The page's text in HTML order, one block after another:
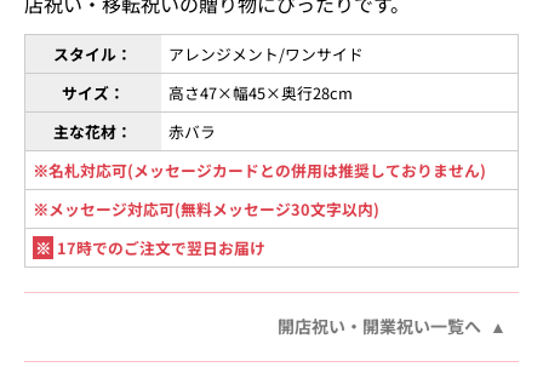
スタイル：
アレンジメント/ワンサイド
サイズ：
高さ47×幅45×奥行28cm
主な花材：
赤バラ
※名札対応可(メッセージカードとの併用は推奨しておりません)
※メッセージ対応可(無料メッセージ30文字以内)
※ 17時でのご注文で翌日お届け
開店祝い・開業祝い一覧へ